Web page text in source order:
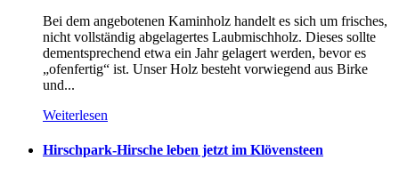
Bei dem angebotenen Kaminholz handelt es sich um frisches,
nicht vollständig abgelagertes Laubmischholz. Dieses sollte
dementsprechend etwa ein Jahr gelagert werden, bevor es
„ofenfertig“ ist. Unser Holz besteht vorwiegend aus Birke
und...
Weiterlesen
Hirschpark-Hirsche leben jetzt im Klövensteen